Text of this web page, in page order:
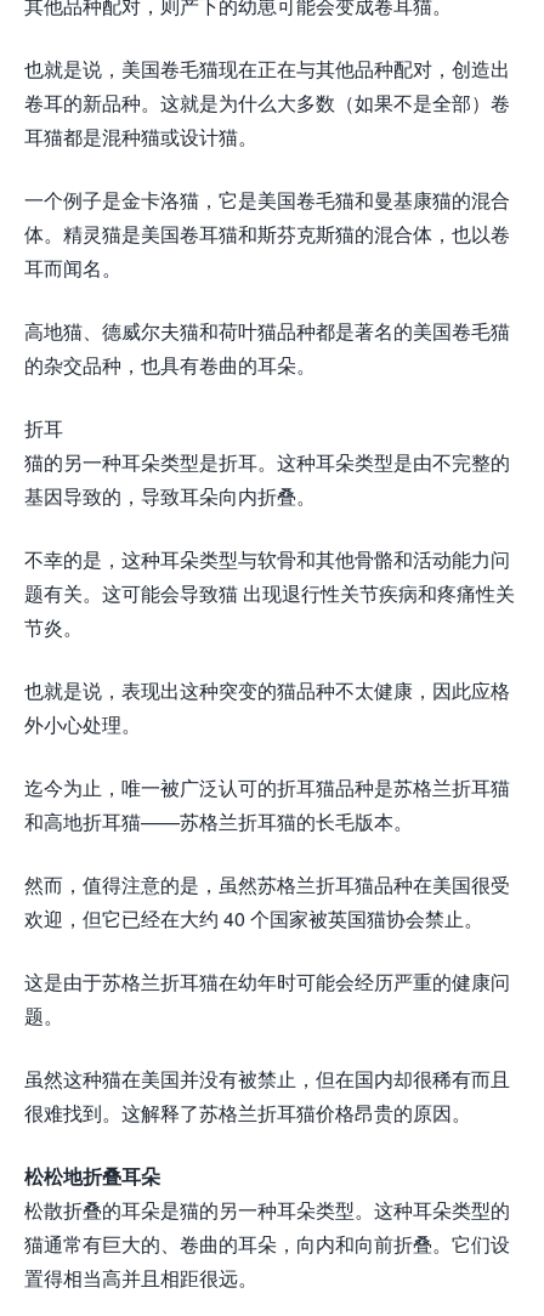
也就是说，美国卷毛猫现在正在与其他品种配对，创造出
卷耳的新品种。这就是为什么大多数（如果不是全部）卷
耳猫都是混种猫或设计猫。
一个例子是金卡洛猫，它是美国卷毛猫和曼基康猫的混合
体。精灵猫是美国卷耳猫和斯芬克斯猫的混合体，也以卷
耳而闻名。
高地猫、德威尔夫猫和荷叶猫品种都是著名的美国卷毛猫
的杂交品种，也具有卷曲的耳朵。
折耳
猫的另一种耳朵类型是折耳。这种耳朵类型是由不完整的
基因导致的，导致耳朵向内折叠。
不幸的是，这种耳朵类型与软骨和其他骨骼和活动能力问
题有关。这可能会导致猫 出现退行性关节疾病和疼痛性关
节炎。
也就是说，表现出这种突变的猫品种不太健康，因此应格
外小心处理。
迄今为止，唯一被广泛认可的折耳猫品种是苏格兰折耳猫
和高地折耳猫——苏格兰折耳猫的长毛版本。
然而，值得注意的是，虽然苏格兰折耳猫品种在美国很受
欢迎，但它已经在大约 40 个国家被英国猫协会禁止。
这是由于苏格兰折耳猫在幼年时可能会经历严重的健康问
题。
虽然这种猫在美国并没有被禁止，但在国内却很稀有而且
很难找到。这解释了苏格兰折耳猫价格昂贵的原因。
松松地折叠耳朵
松散折叠的耳朵是猫的另一种耳朵类型。这种耳朵类型的
猫通常有巨大的、卷曲的耳朵，向内和向前折叠。它们设
置得相当高并且相距很远。